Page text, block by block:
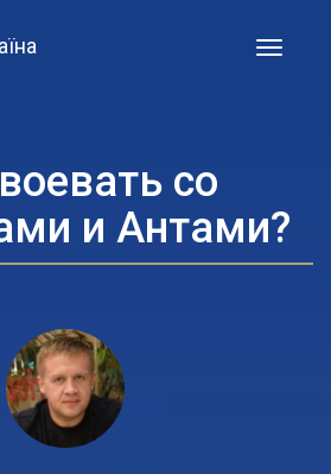
Toggle
со
и Антами?